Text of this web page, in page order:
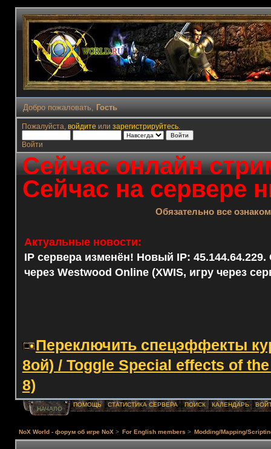
Добро пожаловать, Гость
Пожалуйста, войдите или зарегистрируйтесь.
Войти
Сейчас онлайн
Сейчас на сервере
Обязательно все
Актуальные новости:
IP сервера изменён! Новый IP: 45.144.64.229.
через Westwood Online (XWIS, игру через
Переключить спецэффекты
8ой) / Toggle Special effects of
8)
НАЧАЛО
ПОМОЩЬ СТАТИСТИКА СЕРВЕРА ПОИСК КАЛЕНДАРЬ
NoX World - форум об игре NoX > For English members > Modding/Mapping/